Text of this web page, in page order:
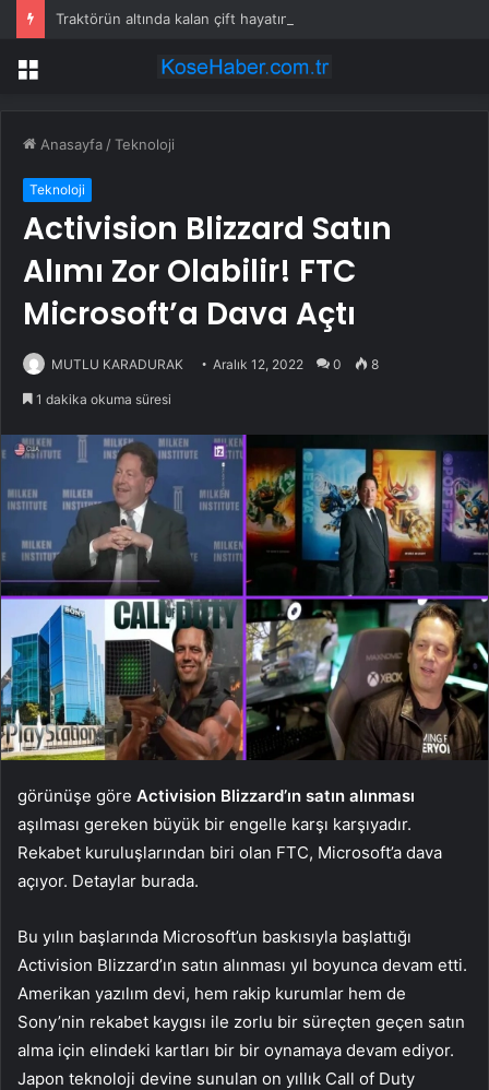
Traktörün altında kalan çift hayatını kaybetti
Menü
Anasayfa /Teknoloji
Teknoloji
Activision Blizzard Satın
Alımı Zor Olabilir! FTC
Microsoft’a Dava Açtı
MUTLU KARADURAK Aralık 12, 2022 0 8
1 dakika okuma süresi
görünüşe göre Activision Blizzard’ın satın alınması
aşılması gereken büyük bir engelle karşı karşıyadır.
Rekabet kuruluşlarından biri olan FTC, Microsoft’a dava
açıyor. Detaylar burada.
Bu yılın başlarında Microsoft’un baskısıyla başlattığı
Activision Blizzard’ın satın alınması yıl boyunca devam etti.
Amerikan yazılım devi, hem rakip kurumlar hem de
Sony’nin rekabet kaygısı ile zorlu bir süreçten geçen satın
alma için elindeki kartları bir bir oynamaya devam ediyor.
Japon teknoloji devine sunulan on yıllık Call of Duty